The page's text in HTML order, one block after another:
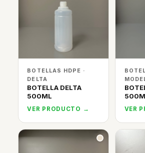
BOTELLAS HDPE ·
DELTA
BOTELLA DELTA
500ML
VER PRODUCTO → VER